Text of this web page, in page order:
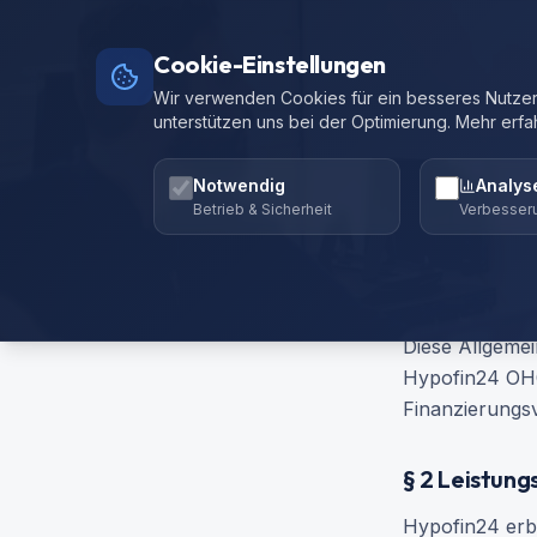
Home
Rechner
Stand: Mai 2026
Diese
Hypofin24
§ 2
Hypofin24
Cookie-Einstellungen
Wir verwenden Cookies für ein besseres
unterstützen uns bei der Optimierung. Mehr
Notwendig
Betrieb & Sicherheit